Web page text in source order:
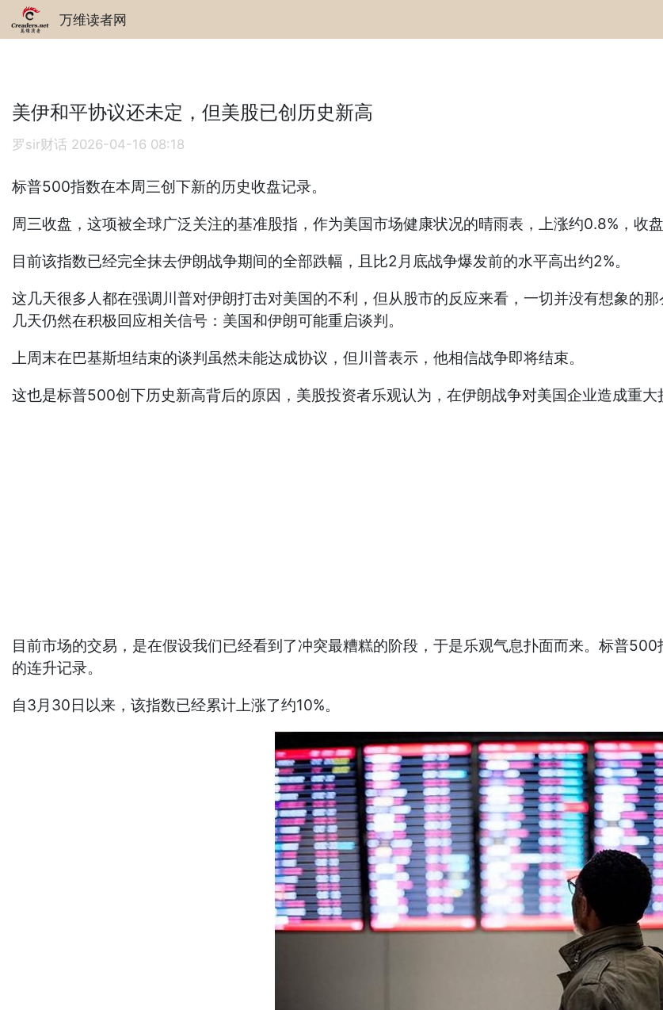
万维读者网
美伊和平协议还未定，但美股已创历史新高
罗sir财话 2026-04-16 08:18
标普500指数在本周三创下新的历史收盘记录。
周三收盘，这项被全球广泛关注的基准股指，作为美国市场健康状况的晴雨表，上涨约0.8%，收
目前该指数已经完全抹去伊朗战争期间的全部跌幅，且比2月底战争爆发前的水平高出约2%。
这几天很多人都在强调川普对伊朗打击对美国的不利，但从股市的反应来看，一切并没有想象的
几天仍然在积极回应相关信号：美国和伊朗可能重启谈判。
上周末在巴基斯坦结束的谈判虽然未能达成协议，但川普表示，他相信战争即将结束。
这也是标普500创下历史新高背后的原因，美股投资者乐观认为，在伊朗战争对美国企业造成重大
目前市场的交易，是在假设我们已经看到了冲突最糟糕的阶段，于是乐观气息扑面而来。标普
的连升记录。
自3月30日以来，该指数已经累计上涨了约10%。